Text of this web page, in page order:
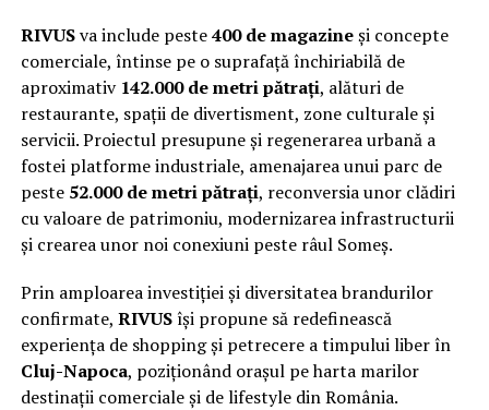
RIVUSva include peste400 de magazineși concepte
comerciale, întinse pe o suprafață închiriabilă de
aproximativ 142.000 de metri pătrați, alături de
restaurante, spații de divertisment, zone culturale și
servicii. Proiectul presupune și regenerarea urbană a
fostei platforme industriale, amenajarea unui parc de
peste 52.000 de metri pătrați, reconversia unor clădiri
cu valoare de patrimoniu, modernizarea infrastructurii
și crearea unor noi conexiuni peste râul Someș.
Prin amploarea investiției și diversitatea brandurilor
confirmate, RIVUSîși propune să redefinească
experiența de shopping și petrecere a timpului liber în
Cluj-Napoca, poziționând orașul pe harta marilor
destinații comerciale și de lifestyle din România.